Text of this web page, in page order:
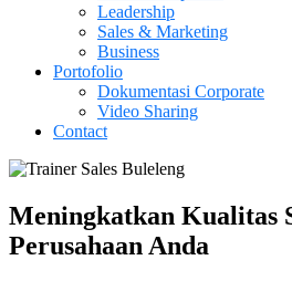
Leadership
Sales & Marketing
Business
Portofolio
Dokumentasi Corporate
Video Sharing
Contact
Meningkatkan Kualitas
Perusahaan Anda